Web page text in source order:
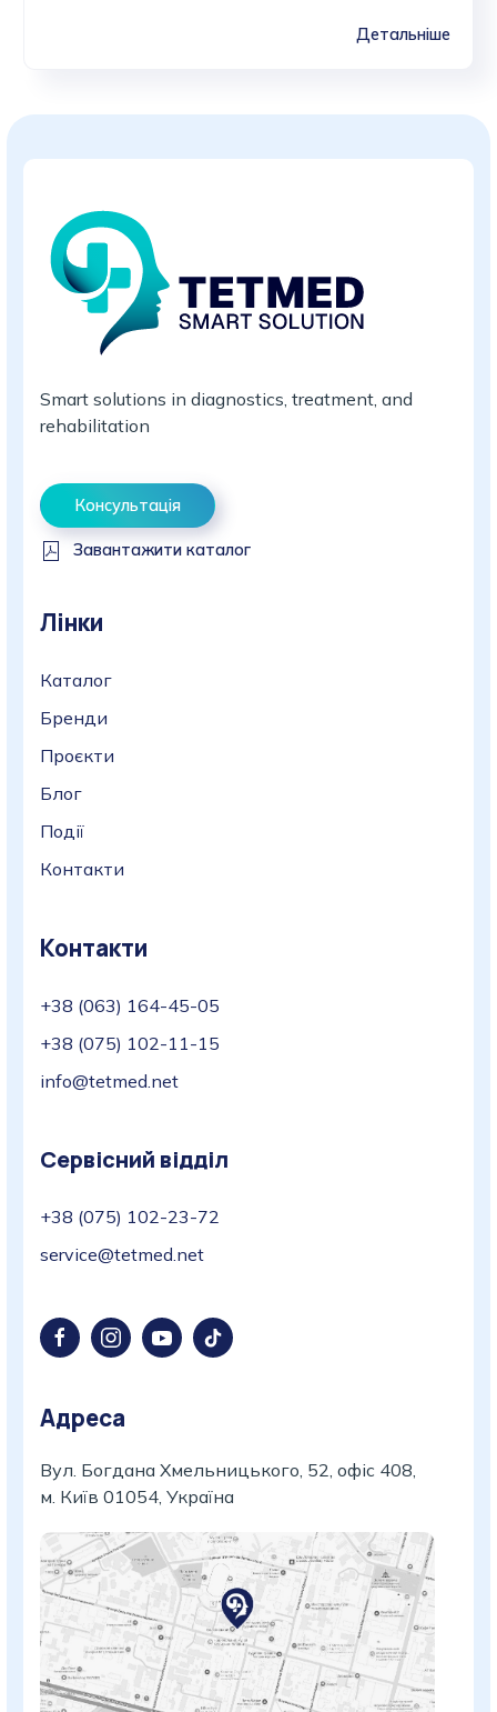
Детальніше
Smart solutions in diagnostics, treatment, and
rehabilitation
Консультація
Завантажити каталог
Лінки
Каталог
Бренди
Проєкти
Блог
Події
Контакти
Контакти
+38 (063) 164-45-05
+38 (075) 102-11-15
info@tetmed.net
Сервісний відділ
+38 (075) 102-23-72
service@tetmed.net
Адреса
Вул. Богдана Хмельницького, 52, офіс 408,
м. Київ 01054, Україна